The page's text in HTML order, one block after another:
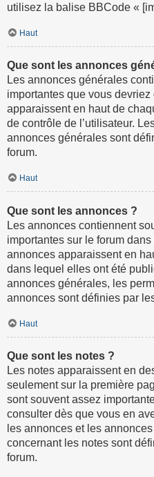
utilisez la balise BBCode «
Haut
Que sont les annonces
Les annonces générales
importantes que vous
apparaissent en haut de
de contrôle de l’utilisateur.
annonces générales sont
forum.
Haut
Que sont les annonces ?
Les annonces contiennent
importantes sur le forum
annonces apparaissent en
dans lequel elles ont été
annonces générales, les
annonces sont définies par
Haut
Que sont les notes ?
Les notes apparaissent en
seulement sur la première
sont souvent assez
consulter dès que vous en
les annonces et les
concernant les notes sont
forum.